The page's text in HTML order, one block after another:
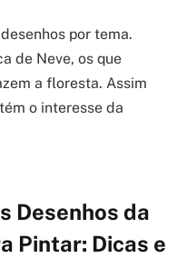
por tema.
de Neve, os que
a floresta. Assim
o interesse da
Desenhos da
Pintar: Dicas e